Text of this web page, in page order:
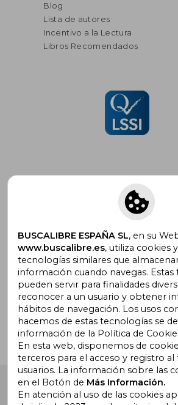
Blog
Lista de autores
Incentivo a la Lectura
Libros Recomendados
Suscríbete para recibir
promociones
¿Necesitas ayuda?
Ir a Centro de Soporte
Buscalibre España. Calle Energía, 65, Nave
Cornellà de Llobregat, Barcelona.
BUSCALIBRE ESPAÑA SL, en su
www.buscalibre.es, utiliza cookies
tecnologías similares que
información cuando navegas.
pueden servir para finalidades
reconocer a un usuario y obtener
hábitos de navegación. Los usos
hacemos de estas tecnologías se
información de la Política de
En esta web, disponemos de
terceros para el acceso y registro
usuarios. La información sobre las
en el Botón de Más Información.
En atención al uso de las cookies